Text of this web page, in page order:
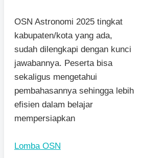
OSN Astronomi 2025 tingkat
kabupaten/kota yang ada,
sudah dilengkapi dengan kunci
jawabannya. Peserta bisa
sekaligus mengetahui
pembahasannya sehingga lebih
efisien dalam belajar
mempersiapkan
Lomba OSN